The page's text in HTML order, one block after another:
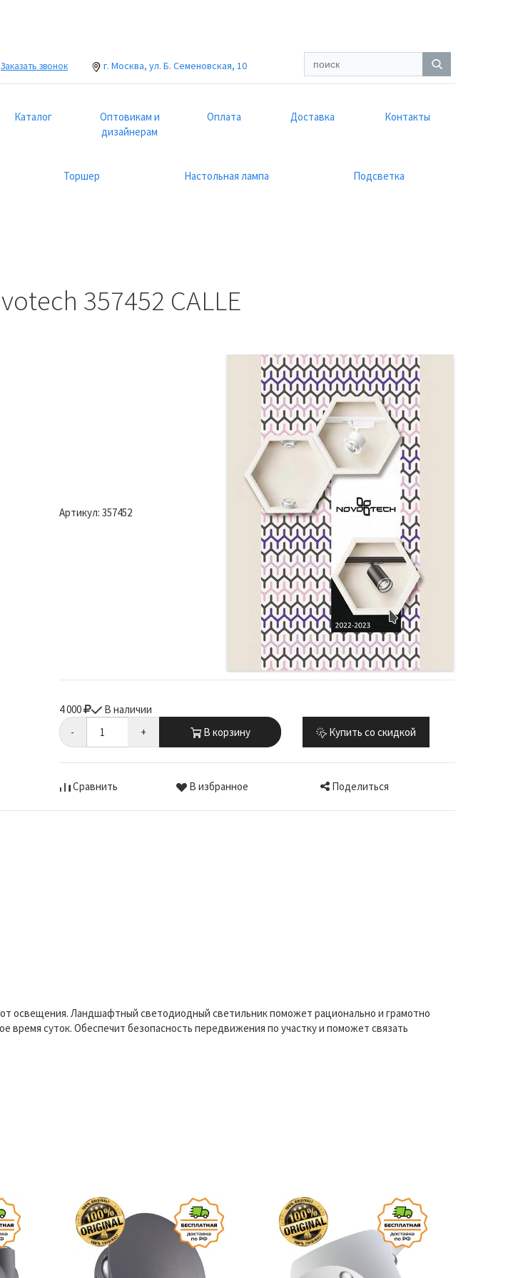
Заказать звонок г. Москва, ул. Б. Семеновская, 10
Каталог
Оптовикам и
дизайнерам
Оплата Доставка Контакты
Торшер Настольная лампа Подсветка
357452 CALLE
Артикул: 357452
4 000
В наличии
-
+ В корзину Купить со скидкой
Сравнить В избранное Поделиться
освещения. Ландшафтный светодиодный светильник поможет рационально и грамотно
суток. Обеспечит безопасность передвижения по участку и поможет связать